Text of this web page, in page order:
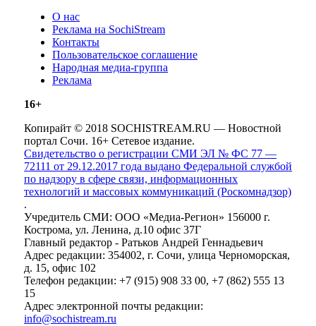
О нас
Реклама на SochiStream
Контакты
Пользовательское соглашение
Народная медиа-группа
Реклама
16+
Копирайт © 2018 SOCHISTREAM.RU — Новостной
портал Сочи. 16+ Сетевое издание.
Свидетельство о регистрации СМИ ЭЛ № ФС 77 —
72111 от 29.12.2017 года выдано Федеральной службой
по надзору в сфере связи, информационных
технологий и массовых коммуникаций (Роскомнадзор)
.
Учредитель СМИ: ООО «Медиа-Регион» 156000 г.
Кострома, ул. Ленина, д.10 офис 37Г
Главный редактор - Ратьков Андрей Геннадьевич
Адрес редакции: 354002, г. Сочи, улица Черноморская,
д. 15, офис 102
Телефон редакции: +7 (915) 908 33 00, +7 (862) 555 13
15
Адрес электронной почты редакции:
info@sochistream.ru